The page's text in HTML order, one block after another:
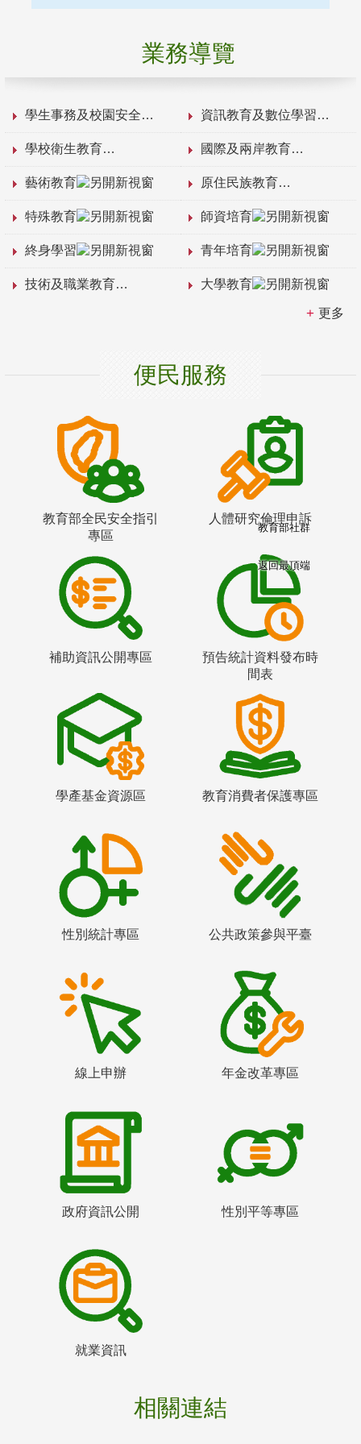
業務導覽
學生事務及校園安全 資訊教育及數位學習
學校衛生教育 國際及兩岸教育
藝術教育 原住民族教育
特殊教育 師資培育
終身學習 青年培育
技術及職業教育 大學教育
更多
便民服務
教育部全民安全指引
專區
人體研究倫理申訴
補助資訊公開專區
預告統計資料發布時
間表
學產基金資源區 教育消費者保護專區
性別統計專區 公共政策參與平臺
線上申辦 年金改革專區
政府資訊公開 性別平等專區
就業資訊
相關連結
教育部社群
返回最頂端